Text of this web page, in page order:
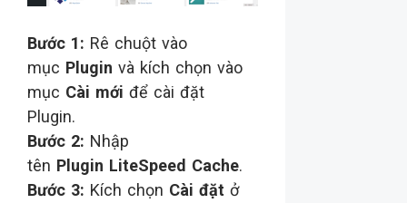
Bước 1: Rê chuột vào
mục Plugin và kích chọn vào
mục Cài mới để cài đặt
Plugin.
Bước 2: Nhập
tên Plugin LiteSpeed Cache.
Bước 3: Kích chọn Cài đặt ở